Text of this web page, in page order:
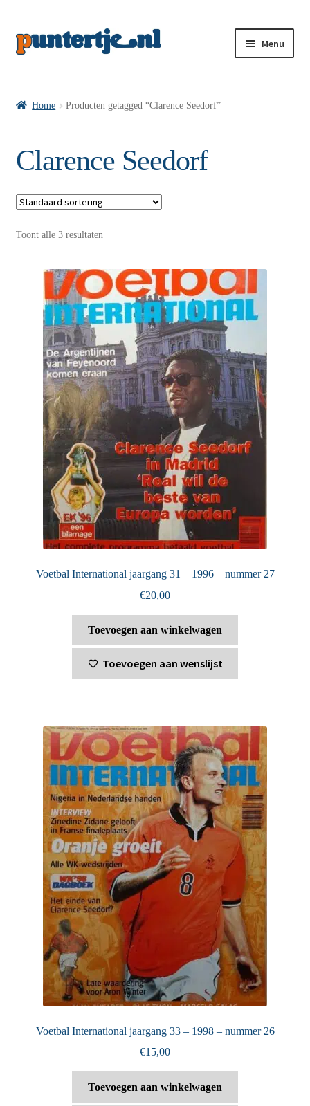
Menu
VI’s met Posters
Wie is puntertje
Puntertjes
Contact
Home Producten getagged “Clarence Seedorf”
Clarence Seedorf
Toont alle 3 resultaten
Voetbal International jaargang 31 – 1996 – nummer 27
€20,00
Toevoegen aan winkelwagen
Toevoegen aan wenslijst
Voetbal International jaargang 33 – 1998 – nummer 26
€15,00
Toevoegen aan winkelwagen